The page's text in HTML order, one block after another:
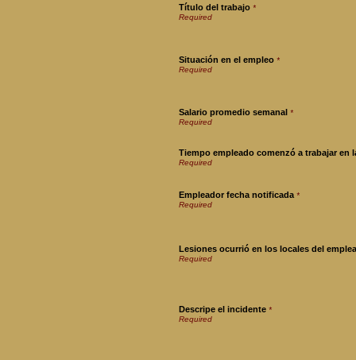
Título del trabajo *
Situación en el empleo *
Salario promedio semanal *
Tiempo empleado comenzó a trabajar en
Empleador fecha notificada *
Lesiones ocurrió en los locales del
Descripe el incidente *